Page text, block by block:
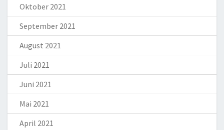
Oktober 2021
September 2021
August 2021
Juli 2021
Juni 2021
Mai 2021
April 2021